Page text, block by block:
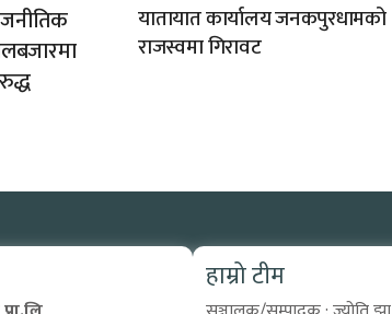
यातायात कार्यालय जनकपुरधामको
राजस्वमा गिरावट
हाम्रो टीम